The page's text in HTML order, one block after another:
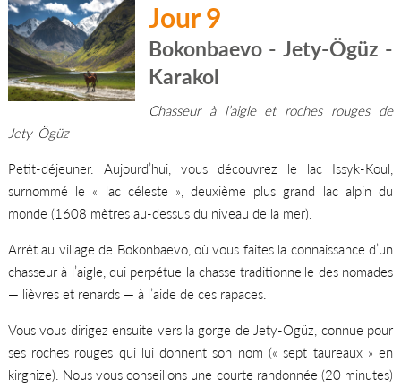
Jour 9
Bokonbaevo - Jety-Ögüz -
Karakol
Chasseur à l’aigle et roches rouges de
Jety-Ögüz
Petit-déjeuner. Aujourd’hui, vous découvrez le lac Issyk-Koul,
surnommé le « lac céleste », deuxième plus grand lac alpin du
monde (1608 mètres au-dessus du niveau de la mer).
Arrêt au village de Bokonbaevo, où vous faites la connaissance d’un
chasseur à l’aigle, qui perpétue la chasse traditionnelle des nomades
— lièvres et renards — à l’aide de ces rapaces.
Vous vous dirigez ensuite vers la gorge de Jety-Ögüz, connue pour
ses roches rouges qui lui donnent son nom (« sept taureaux » en
kirghize). Nous vous conseillons une courte randonnée (20 minutes)